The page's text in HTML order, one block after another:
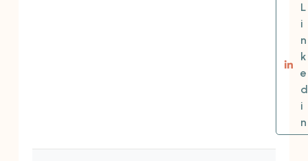
L
i
n
k
e
d
i
n